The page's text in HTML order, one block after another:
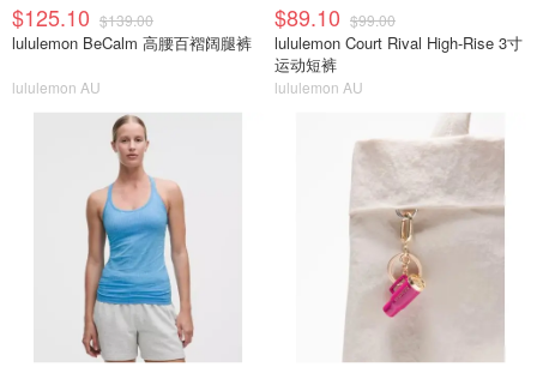
$125.10 $139.00
lululemon BeCalm 高腰百褶阔腿裤
lululemon AU
$89.10 $99.00
lululemon Court Rival High-Rise 3寸
运动短裤
lululemon AU